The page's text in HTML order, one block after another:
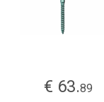
€ 63.89